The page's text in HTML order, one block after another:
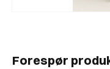
Forespør